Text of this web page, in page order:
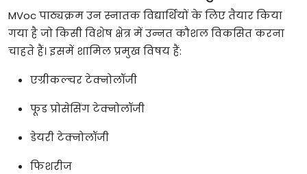
MVocपाठ्यक्रमउनस्नातकविद्यार्थियोंकेलिएतैयारकिया
गयाहैजोकिसीविशेष क्षेत्रमेंउन्नतकौशलविकसितकरना
चाहतेहैं।इसमें शामिलप्रमुखविषयहैं:
एग्रीकल्चरटेक्नोलॉजी
फूडप्रोसेसिंगटेक्नोलॉजी
डेयरीटेक्नोलॉजी
फिशरीज